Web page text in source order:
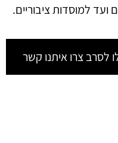
ועד למוסדות ציבוריים.
צרו איתנו קשר